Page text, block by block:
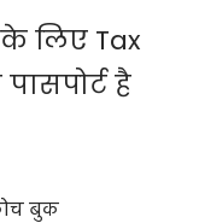
के लिए Tax
है
बुक